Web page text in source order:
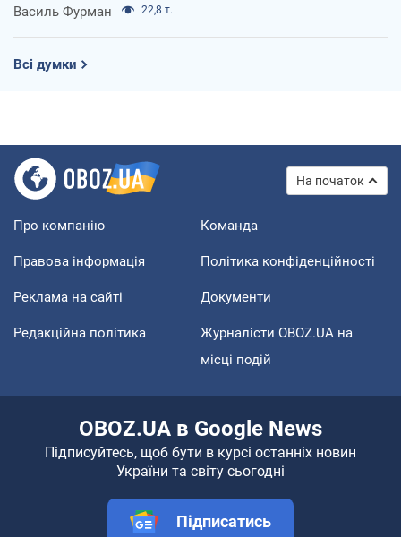
Василь Фурман 22,8 т.
Всі думки
На початок
Про компанію Команда
Правова інформація Політика конфіденційності
Реклама на сайті Документи
Редакційна політика
Журналісти OBOZ.UA на
місці подій
OBOZ.UA в Google News
Підписуйтесь, щоб бути в курсі останніх новин
України та світу сьогодні
Підписатись